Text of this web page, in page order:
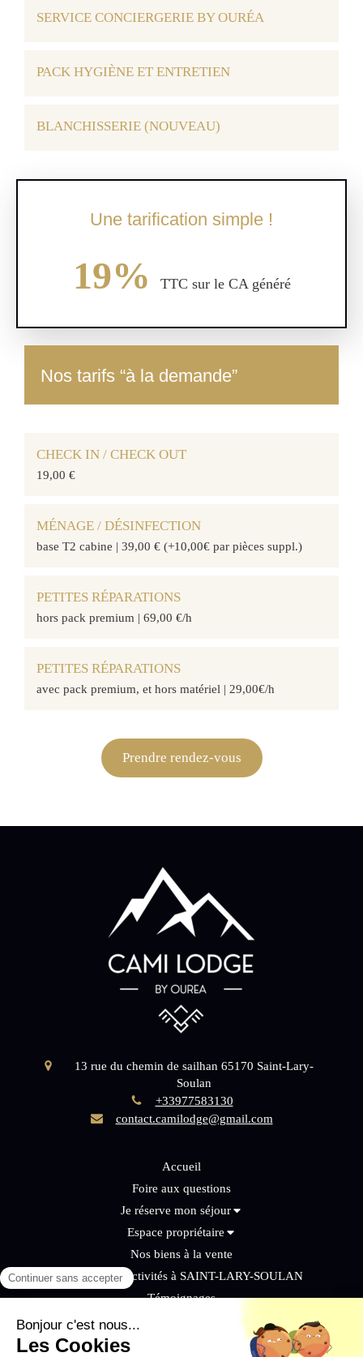
SERVICE CONCIERGERIE BY OURÉA
PACK HYGIÈNE ET ENTRETIEN
BLANCHISSERIE (NOUVEAU)
Une tarification simple !
19% TTC sur le CA généré
Nos tarifs “à la demande”
CHECK IN / CHECK OUT
19,00 €
MÉNAGE / DÉSINFECTION
base T2 cabine | 39,00 € (+10,00€ par pièces suppl.)
PETITES RÉPARATIONS
hors pack premium | 69,00 €/h
PETITES RÉPARATIONS
avec pack premium, et hors matériel | 29,00€/h
Prendre rendez-vous
13 rue du chemin de sailhan 65170 Saint-Lary-
Soulan
+33977583130
contact.camilodge@gmail.com
Accueil
Foire aux questions
Je réserve mon séjour
Espace propriétaire
Nos biens à la vente
Actualités et activités à SAINT-LARY-SOULAN
Témoignages
Informations pratiques